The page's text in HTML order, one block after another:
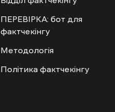
ПЕРЕВІРКА: бот для
фактчекінгу
Методологія
Політика фактчекінгу